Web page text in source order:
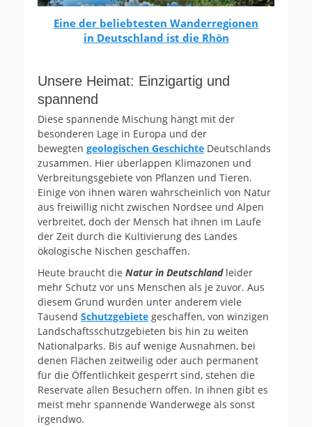
Eine der beliebtesten Wanderregionen
in Deutschland ist die Rhön
Unsere Heimat: Einzigartig und
spannend
Diese spannende Mischung hängt mit der
besonderen Lage in Europa und der
bewegten geologischen Geschichte Deutschlands
zusammen. Hier überlappen Klimazonen und
Verbreitungsgebiete von Pflanzen und Tieren.
Einige von ihnen wären wahrscheinlich von Natur
aus freiwillig nicht zwischen Nordsee und Alpen
verbreitet, doch der Mensch hat ihnen im Laufe
der Zeit durch die Kultivierung des Landes
ökologische Nischen geschaffen.
Heute braucht die Natur in Deutschland leider
mehr Schutz vor uns Menschen als je zuvor. Aus
diesem Grund wurden unter anderem viele
Tausend Schutzgebiete geschaffen, von winzigen
Landschaftsschutzgebieten bis hin zu weiten
Nationalparks. Bis auf wenige Ausnahmen, bei
denen Flächen zeitweilig oder auch permanent
für die Öffentlichkeit gesperrt sind, stehen die
Reservate allen Besuchern offen. In ihnen gibt es
meist mehr spannende Wanderwege als sonst
irgendwo.